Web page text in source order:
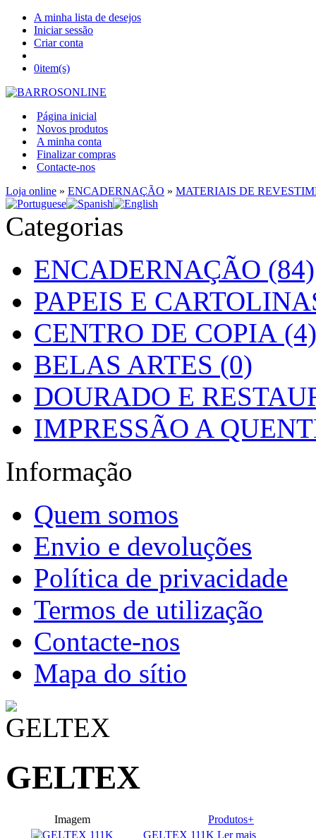
A minha lista de desejos
Iniciar sessão
Criar conta
0item(s)
Página inicial
Novos produtos
A minha conta
Finalizar compras
Contacte-nos
Loja online » ENCADERNAÇÃO » MATERIAIS DE
Categorias
ENCADERNAÇÃO (84)
PAPEIS E
CENTRO DE COPIA (4)
BELAS ARTES (0)
DOURADO E
IMPRESSÃO A
Informação
Quem somos
Envio e devoluções
Política de privacidade
Termos de utilização
Contacte-nos
Mapa do sítio
GELTEX
Imagem
Produtos+
GELTEX 111K Ler mais